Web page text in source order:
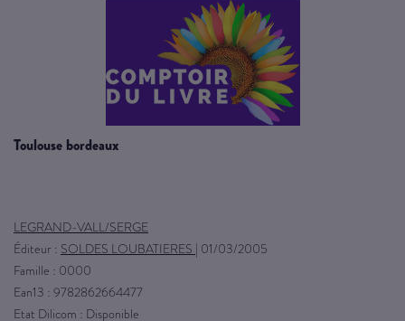
toulouse bordeaux
LEGRAND-VALL/SERGE
Éditeur : SOLDES LOUBATIERES | 01/03/2005
Famille : 0000
Ean13 : 9782862664477
Etat Dilicom : Disponible